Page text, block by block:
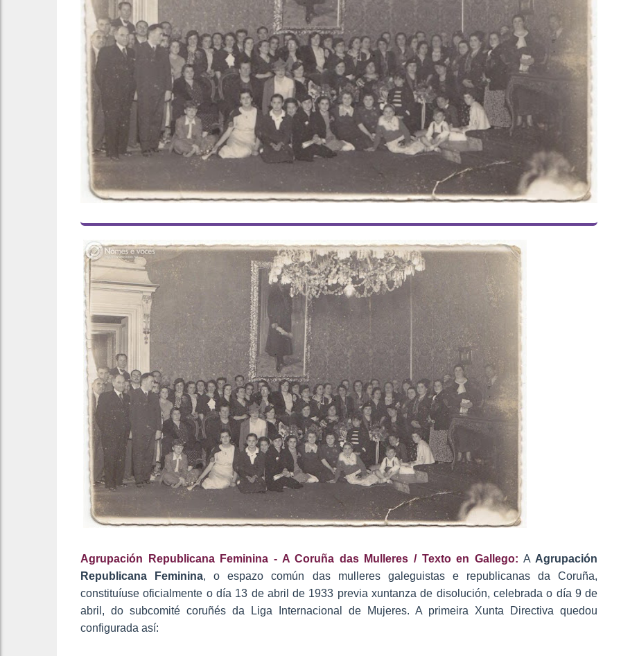
Agrupación Republicana Feminina - A Coruña das Mulleres / Texto en Gallego: A Agrupación
Republicana Feminina, o espazo común das mulleres galeguistas e republicanas da Coruña,
constituíuse oficialmente o día 13 de abril de 1933 previa xuntanza de disolución, celebrada o día 9 de
abril, do subcomité coruñés da Liga Internacional de Mujeres. A primeira Xunta Directiva quedou
configurada así: